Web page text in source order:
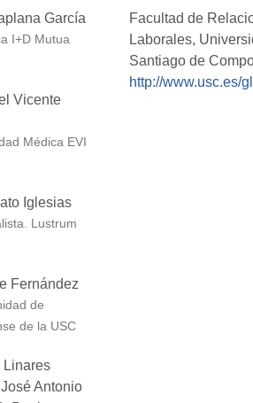
García
I+D Mutua
Vicente
Médica EVI
Iglesias
Lustrum
Fernández
de
de la USC
Linares
Antonio
Facultad de
Laborales,
Santiago de